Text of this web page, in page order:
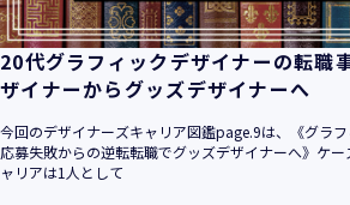
ジメントシステムを構築し、最新のＩ
要請の変化、経営環境の変動等を常に
続的改善に、全社を挙げて取り組むこ
す。
当社は、事業の目的に適切な個人情報の
を行い、特定された利用目的の達成に
人情報の取扱いを行いません。また、そ
20代グラフィックデザイナーの転職
ザイナーからグッズデザイナーへ
今回のデザイナーズキャリア図鑑page.9は、《グラ
応募失敗からの逆転転職でグッズデザイナーへ》ケ
ャリアは1人として